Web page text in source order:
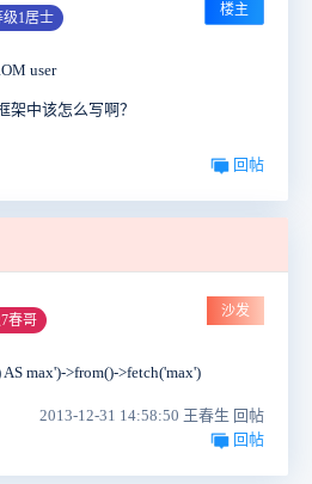
级1居士 楼主
user
架中该怎么写啊？
回帖
春哥
沙发
max')->from()->fetch('max')
2013-12-31 14:58:50 王春生 回帖
回帖